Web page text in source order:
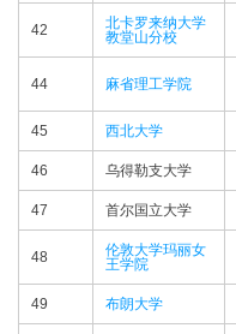
42
北卡罗来纳大学
教堂山分校
44 麻省理工学院
45 西北大学
46 乌得勒支大学
47 首尔国立大学
48
伦敦大学玛丽女
王学院
49 布朗大学